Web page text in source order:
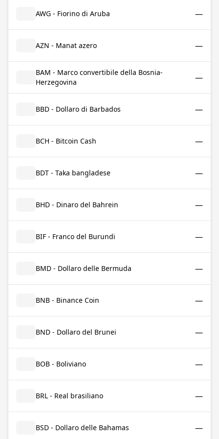
AWG - Fiorino di Aruba —
AZN - Manat azero —
BAM - Marco convertibile della Bosnia-
Herzegovina
—
BBD - Dollaro di Barbados —
BCH - Bitcoin Cash —
BDT - Taka bangladese —
BHD - Dinaro del Bahrein —
BIF - Franco del Burundi —
BMD - Dollaro delle Bermuda —
BNB - Binance Coin —
BND - Dollaro del Brunei —
BOB - Boliviano —
BRL - Real brasiliano —
BSD - Dollaro delle Bahamas —